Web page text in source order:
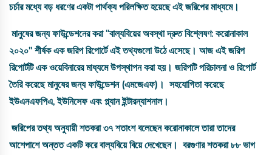
চর্চারমধ্যেবড়ধরণেরএকটাপার্থক্যপরিলক্ষিতহয়েছেএইজরিপেরমাধ্যমে।
মানুষেরজন্যফাউন্ডেশনেরকরা‘‘বাল্যবিয়েরঅবস্থাদ্রুতবিশ্লেষণ:করোনাকাল
২০২০”শীর্ষকএকজরিপরিপোর্টেএইতথ্যগুলোউঠেএসেছে। আজএইজরিপ
রিপোর্টটিএকওয়েবিনারেরমাধ্যমেউপস্থাপনকরাহয়। জরিপটিপরিচালনাওরিপোর্ট
তৈরিকরেছেমানুষেরজন্যফাউন্ডেশন(এমজেএফ) । সহযোগিতাকরেছে
ইউএনএফপিএ,ইউনিসেফএবংপ্ল্যানইন্টারন্যাশনাল।
জরিপেরতথ্যঅনুযায়ীশতকরা৩৭শতাংশবলেছেনকরোনাকালেতারাতাদের
আশেপাশেঅন্ততএকটিকরেবাল্যবিয়েবিয়েদেখেছেন। বরগুণারশতকরা৮৮ভাগ